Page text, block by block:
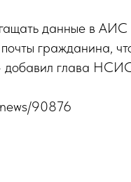
данные в АИС
гражданина,
добавил глава
90876